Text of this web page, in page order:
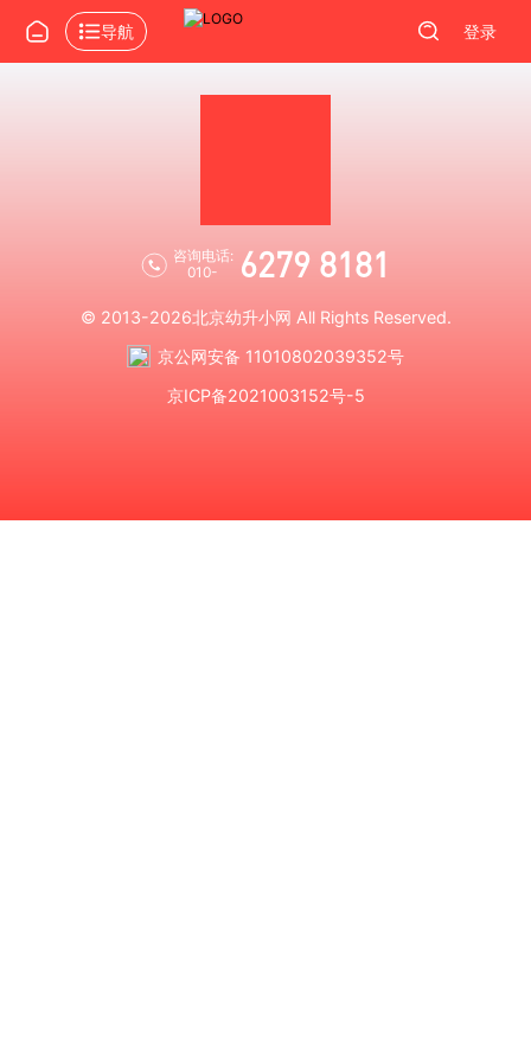
导航 登录
咨询电话:
010-
6279 8181
© 2013-2026北京幼升小网 All Rights Reserved.
京公网安备 11010802039352号
京ICP备2021003152号-5